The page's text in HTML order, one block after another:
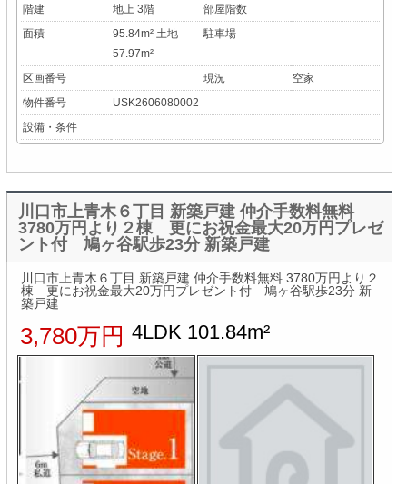
階建 地上 3階
部屋階数
面積
95.84m² 土地
57.97m²
駐車場
区画番号 現況
空家
物件番号
USK2606080002
設備・条件
川口市上青木６丁目 新築戸建 仲介手数料無料
3780万円より２棟 更にお祝金最大20万円プレゼ
ント付 鳩ヶ谷駅歩23分 新築戸建
川口市上青木６丁目 新築戸建 仲介手数料無料 3780万円より２
棟 更にお祝金最大20万円プレゼント付 鳩ヶ谷駅歩23分 新
築戸建
3,780万円 4LDK 101.84m²